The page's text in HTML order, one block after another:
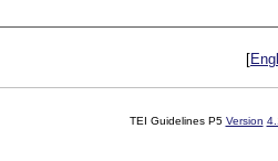
[
TEI Guidelines P5 Version